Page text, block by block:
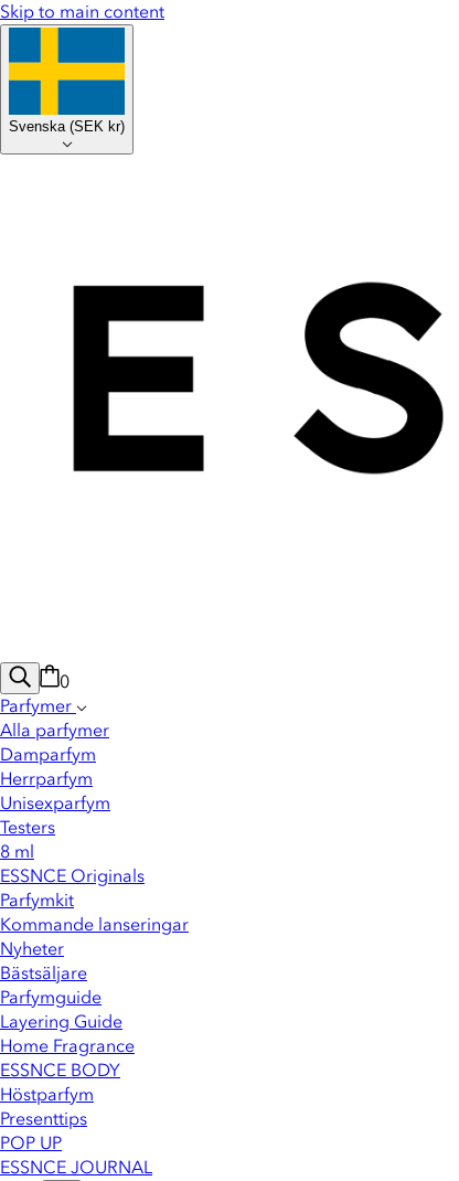
Skip to main content
Svenska (SEK kr)
0
Parfymer
Alla parfymer
Damparfym
Herrparfym
Unisexparfym
Testers
8 ml
ESSNCE Originals
Parfymkit
Kommande lanseringar
Nyheter
Bästsäljare
Parfymguide
Layering Guide
Home Fragrance
ESSNCE BODY
Höstparfym
Presenttips
POP UP
ESSNCE JOURNAL